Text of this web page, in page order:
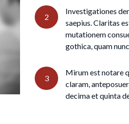
2
Investigationes
saepius. Claritas
mutationem
gothica, quam
3
Mirum est notare
claram,
decima et quinta